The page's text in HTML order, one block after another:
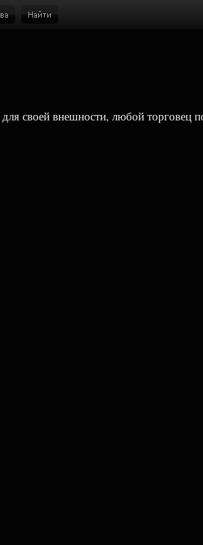
своей внешности, любой торговец